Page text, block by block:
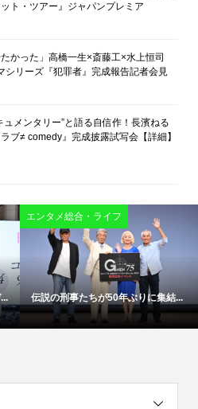
ット・ツアー』ジャパンプレミア
かった」高橋一生×斎藤工×水上恒司
シリーズ『犯罪者』完成報告記者会見
ュメンタリー”と語る自信作！長濱ねる
ブ≠ comedy』完成披露試写会【詳細】
エンタメ総合・ライフ
伝説の刑事たちが50年ぶりに集結...